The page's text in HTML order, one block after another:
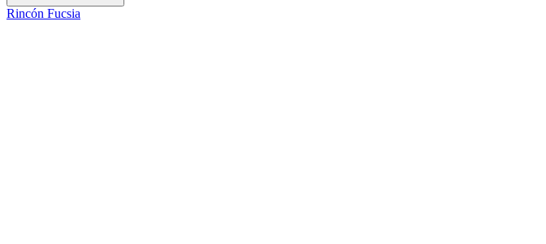
Rincón Fucsia